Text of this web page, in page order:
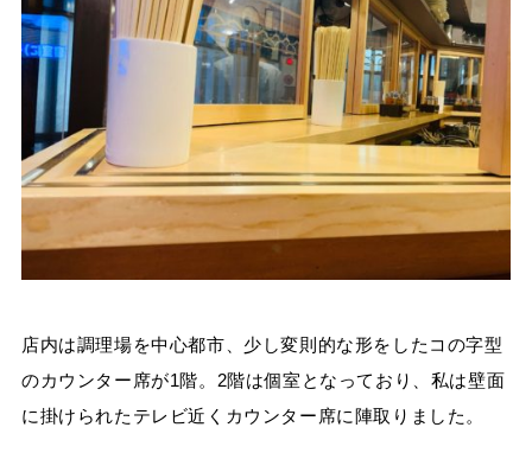
店内は調理場を中心都市、少し変則的な形をしたコの字型
のカウンター席が1階。2階は個室となっており、私は壁面
に掛けられたテレビ近くカウンター席に陣取りました。